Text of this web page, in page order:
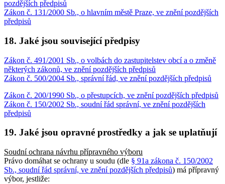
pozdějších předpisů
Zákon č. 131/2000 Sb., o hlavním městě Praze, ve znění pozdějších
předpisů
18. Jaké jsou související předpisy
Zákon č. 491/2001 Sb., o volbách do zastupitelstev obcí a o změně
některých zákonů, ve znění pozdějších předpisů
Zákon č. 500/2004 Sb., správní řád, ve znění pozdějších předpisů
Zákon č. 200/1990 Sb., o přestupcích, ve znění pozdějších předpisů
Zákon č. 150/2002 Sb., soudní řád správní, ve znění pozdějších
předpisů
19. Jaké jsou opravné prostředky a jak se uplatňují
Soudní ochrana návrhu přípravného výboru
Právo domáhat se ochrany u soudu (dle § 91a zákona č. 150/2002
Sb., soudní řád správní, ve znění pozdějších předpisů) má přípravný
výbor, jestliže: